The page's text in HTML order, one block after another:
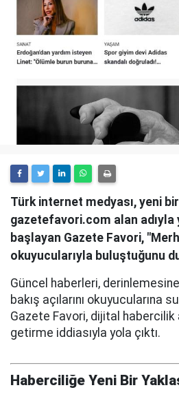
Türk internet medyası, yeni
gazetefavori.com alan adıyla
başlayan Gazete Favori,
okuyucularıyla buluştuğunu
Güncel haberleri,
bakış açılarını okuyucularına
Gazete Favori, dijital habercilik
getirme iddiasıyla yola çıktı.
Haberciliğe Yeni Bir